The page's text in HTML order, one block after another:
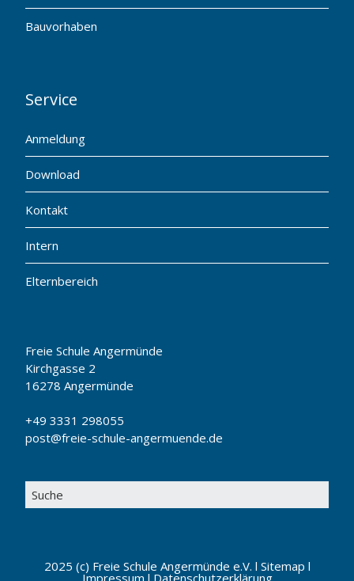
Bauvorhaben
Service
Anmeldung
Download
Kontakt
Intern
Elternbereich
Freie Schule Angermünde
Kirchgasse 2
16278 Angermünde
+49 3331 298055
post@freie-schule-angermuende.de
2025 (c) Freie Schule Angermünde e.V. l Sitemap l
Impressum l Datenschutzerklärung